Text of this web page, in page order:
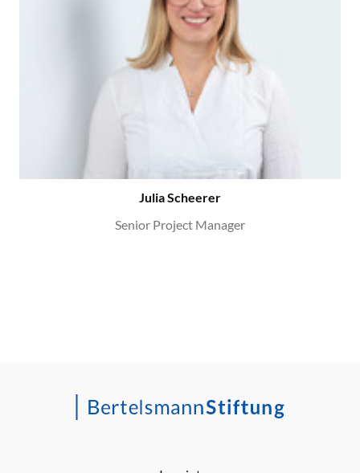
Julia Scheerer
Senior Project Manager